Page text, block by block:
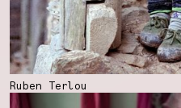
Ruben Terlou